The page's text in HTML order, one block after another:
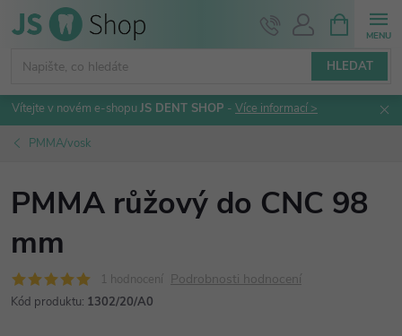
Přejít
na
HLEDAT
NÁKUPNÍ
KOŠÍK
Vítejte v novém e-shopu JS DENT SHOP - Více informací >
PMMA/vosk
PMMA růžový do CNC 98
mm
1 hodnocení Podrobnosti hodnocení
Kód produktu: 1302/20/A0